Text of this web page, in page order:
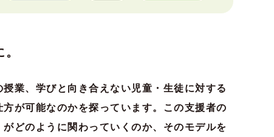
業、学びと向き合えない児童・生徒に対する
が可能なのかを探っています。この支援者の
どのように関わっていくのか、そのモデルを